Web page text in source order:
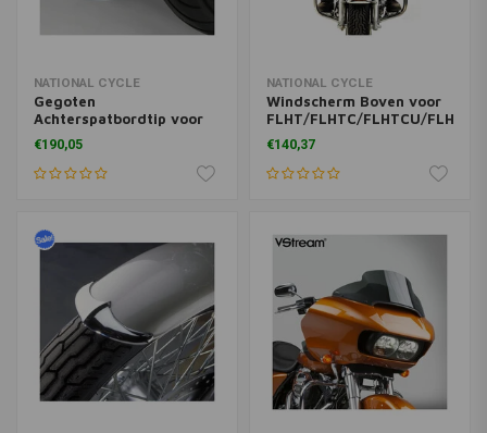
NATIONAL CYCLE
Gegoten
Achterspatbordtip voor
Yamaha | Chroom
€190,05
NATIONAL CYCLE
Windscherm Boven voor
FLHT/FLHTC/FLHTCU/FLHX
(NU) ('96-'13) | Helder
€140,37